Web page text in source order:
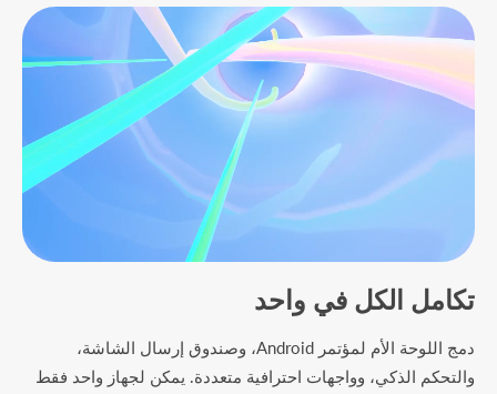
تكامل الكل في واحد
دمج اللوحة الأم لمؤتمر Android، وصندوق إرسال الشاشة،
والتحكم الذكي، وواجهات احترافية متعددة. يمكن لجهاز واحد فقط